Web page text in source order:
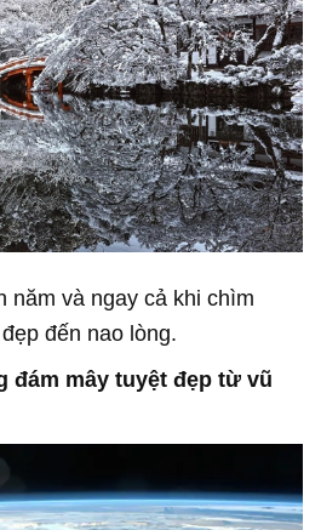
năm và ngay cả khi chìm
đến nao lòng.
đám mây tuyệt đẹp từ vũ